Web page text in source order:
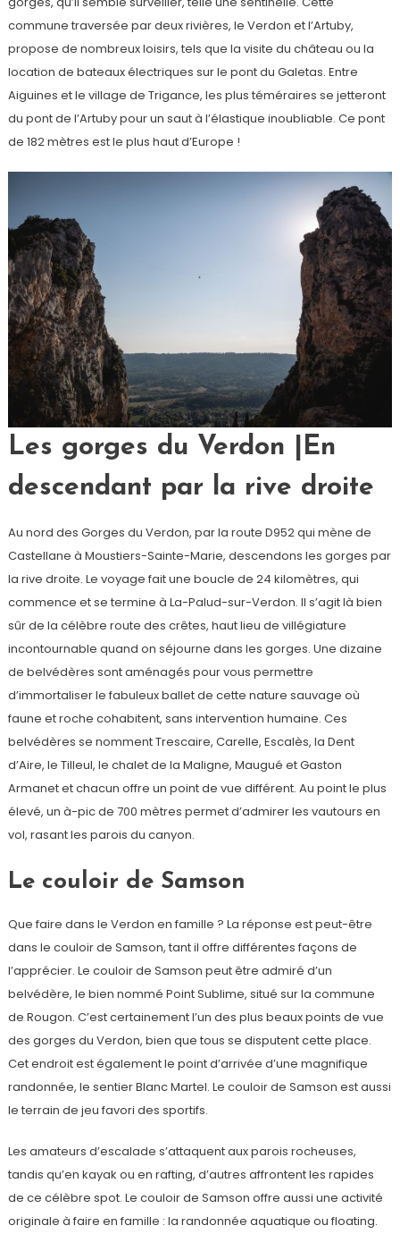
commune traversée par deux rivières, le Verdon et l’Artuby,
propose de nombreux loisirs, tels que la visite du château ou la
location de bateaux électriques sur le pont du Galetas. Entre
Aiguines et le village de Trigance, les plus téméraires se jetteront
du pont de l’Artuby pour un saut à l’élastique inoubliable. Ce pont
de 182 mètres est le plus haut d’Europe !
Les gorges du Verdon |En
descendant par la rive droite
Au nord des Gorges du Verdon, par la route D952 qui mène de
Castellane à Moustiers-Sainte-Marie, descendons les gorges par
la rive droite. Le voyage fait une boucle de 24 kilomètres, qui
commence et se termine à La-Palud-sur-Verdon. Il s’agit là bien
sûr de la célèbre route des crêtes, haut lieu de villégiature
incontournable quand on séjourne dans les gorges. Une dizaine
de belvédères sont aménagés pour vous permettre
d’immortaliser le fabuleux ballet de cette nature sauvage où
faune et roche cohabitent, sans intervention humaine. Ces
belvédères se nomment Trescaire, Carelle, Escalès, la Dent
d’Aire, le Tilleul, le chalet de la Maligne, Maugué et Gaston
Armanet et chacun offre un point de vue différent. Au point le plus
élevé, un à-pic de 700 mètres permet d’admirer les vautours en
vol, rasant les parois du canyon.
Le couloir de Samson
Que faire dans le Verdon en famille ? La réponse est peut-être
dans le couloir de Samson, tant il offre différentes façons de
l’apprécier. Le couloir de Samson peut être admiré d’un
belvédère, le bien nommé Point Sublime, situé sur la commune
de Rougon. C’est certainement l’un des plus beaux points de vue
des gorges du Verdon, bien que tous se disputent cette place.
Cet endroit est également le point d’arrivée d’une magnifique
randonnée, le sentier Blanc Martel. Le couloir de Samson est aussi
le terrain de jeu favori des sportifs.
Les amateurs d’escalade s’attaquent aux parois rocheuses,
tandis qu’en kayak ou en rafting, d’autres affrontent les rapides
de ce célèbre spot. Le couloir de Samson offre aussi une activité
originale à faire en famille : la randonnée aquatique ou floating.